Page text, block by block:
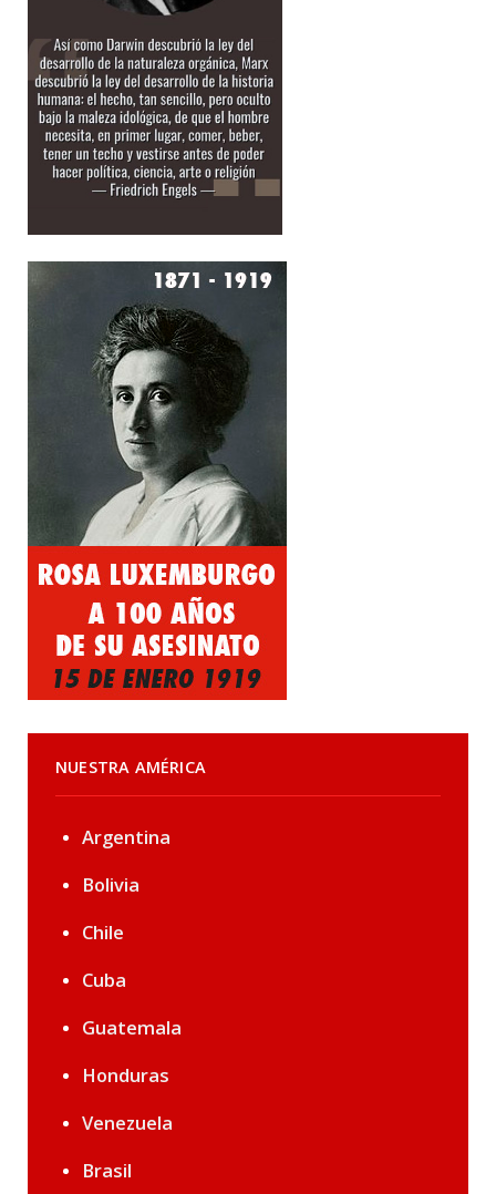
NUESTRA AMÉRICA
Argentina
Bolivia
Chile
Cuba
Guatemala
Honduras
Venezuela
Brasil